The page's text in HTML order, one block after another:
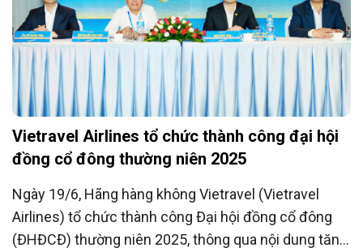
Vietravel Airlines tổ chức thành công đại hội
đồng cổ đông thường niên 2025
Ngày 19/6, Hãng hàng không Vietravel (Vietravel
Airlines) tổ chức thành công Đại hội đồng cổ đông
(ĐHĐCĐ) thường niên 2025, thông qua nội dung tăng